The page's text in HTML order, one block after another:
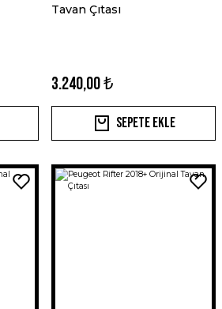
Tavan Çıtası
3.240,00 ₺
Sepete Ekle